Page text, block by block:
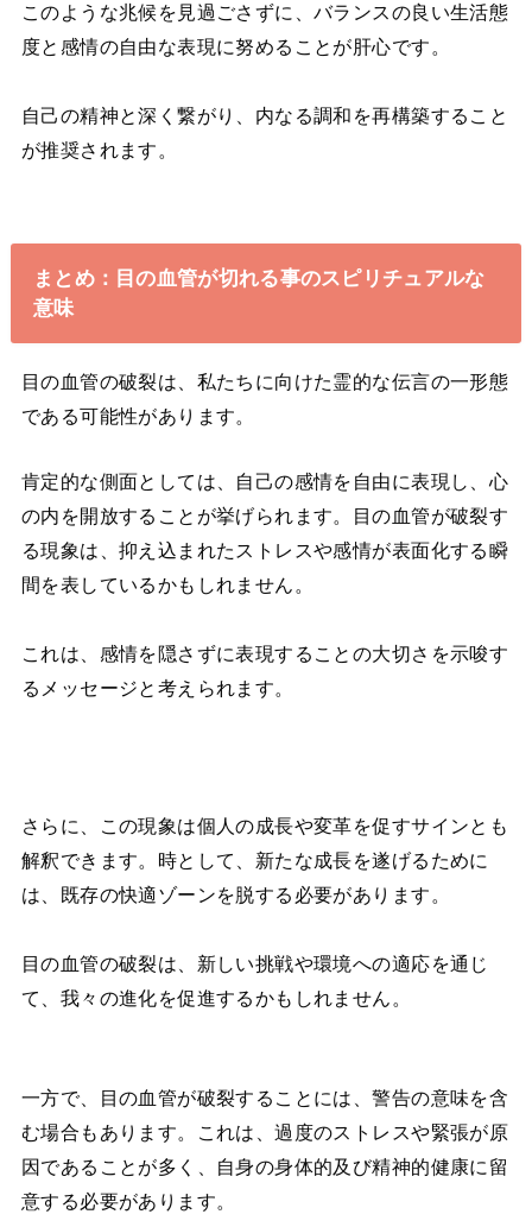
このような兆候を見過ごさずに、バランスの良い生活態
度と感情の自由な表現に努めることが肝心です。
自己の精神と深く繋がり、内なる調和を再構築すること
が推奨されます。
まとめ：目の血管が切れる事のスピリチュアルな
意味
目の血管の破裂は、私たちに向けた霊的な伝言の一形態
である可能性があります。
肯定的な側面としては、自己の感情を自由に表現し、心
の内を開放することが挙げられます。目の血管が破裂す
る現象は、抑え込まれたストレスや感情が表面化する瞬
間を表しているかもしれません。
これは、感情を隠さずに表現することの大切さを示唆す
るメッセージと考えられます。
さらに、この現象は個人の成長や変革を促すサインとも
解釈できます。時として、新たな成長を遂げるために
は、既存の快適ゾーンを脱する必要があります。
目の血管の破裂は、新しい挑戦や環境への適応を通じ
て、我々の進化を促進するかもしれません。
一方で、目の血管が破裂することには、警告の意味を含
む場合もあります。これは、過度のストレスや緊張が原
因であることが多く、自身の身体的及び精神的健康に留
意する必要があります。